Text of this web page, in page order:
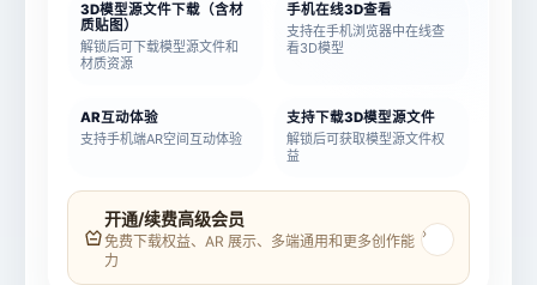
模型名称
3D模型源文件下载（含材
质贴图）
解锁后可下载模型源文件和
材质资源
手机在线3D查看
支持在手机浏览器中在线查
看3D模型
AR互动体验
支持手机端AR空间互动体验
支持下载3D模型源文件
解锁后可获取模型源文件权
益
开通/续费高级会员
免费下载权益、AR 展示、多端通用和更多创作能
力
›